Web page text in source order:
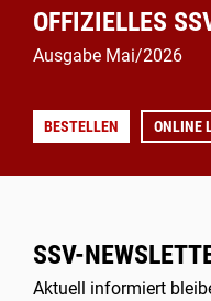
OFFIZIELLES
Ausgabe Mai/2026
BESTELLEN ONLINE
SSV-
Aktuell informiert